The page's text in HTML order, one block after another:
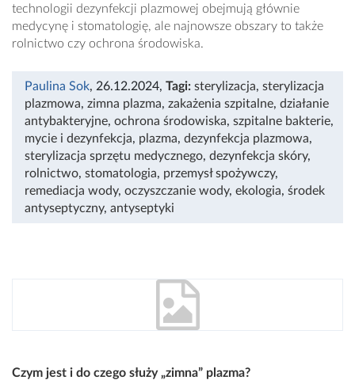
technologii dezynfekcji plazmowej obejmują głównie
medycynę i stomatologię, ale najnowsze obszary to także
rolnictwo czy ochrona środowiska.
Paulina Sok, 26.12.2024, Tagi: sterylizacja, sterylizacja
plazmowa, zimna plazma, zakażenia szpitalne, działanie
antybakteryjne, ochrona środowiska, szpitalne bakterie,
mycie i dezynfekcja, plazma, dezynfekcja plazmowa,
sterylizacja sprzętu medycznego, dezynfekcja skóry,
rolnictwo, stomatologia, przemysł spożywczy,
remediacja wody, oczyszczanie wody, ekologia, środek
antyseptyczny, antyseptyki
Czym jest i do czego służy „zimna” plazma?